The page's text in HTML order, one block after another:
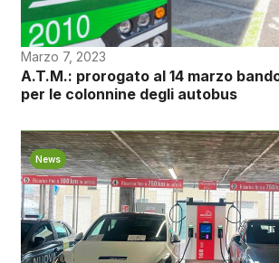
Marzo 7, 2023
A.T.M.: prorogato al 14 marzo
per le colonnine degli autobus
News